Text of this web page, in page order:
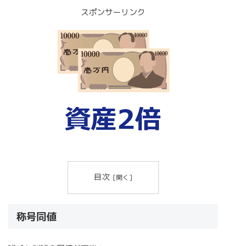
スポンサーリンク
目次
称号同値